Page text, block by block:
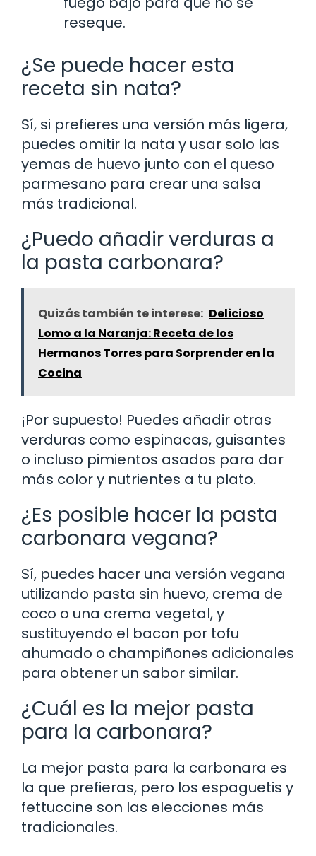
reseque.
¿Se puede hacer esta
receta sin nata?
Sí, si prefieres una versión más ligera,
puedes omitir la nata y usar solo las
yemas de huevo junto con el queso
parmesano para crear una salsa
más tradicional.
¿Puedo añadir verduras a
la pasta carbonara?
Quizás también te interese: Delicioso
Lomo a la Naranja: Receta de los
Hermanos Torres para Sorprender en la
Cocina
¡Por supuesto! Puedes añadir otras
verduras como espinacas, guisantes
o incluso pimientos asados para dar
más color y nutrientes a tu plato.
¿Es posible hacer la pasta
carbonara vegana?
Sí, puedes hacer una versión vegana
utilizando pasta sin huevo, crema de
coco o una crema vegetal, y
sustituyendo el bacon por tofu
ahumado o champiñones adicionales
para obtener un sabor similar.
¿Cuál es la mejor pasta
para la carbonara?
La mejor pasta para la carbonara es
la que prefieras, pero los espaguetis y
fettuccine son las elecciones más
tradicionales.